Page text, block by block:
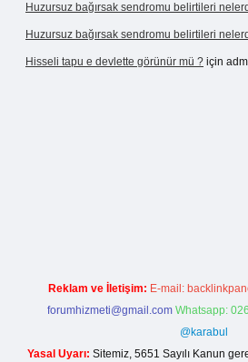
Huzursuz bağırsak sendromu belirtileri
Huzursuz bağırsak sendromu belirtileri
Hisseli tapu e devlette görünür mü ? için
Reklam ve İletişim: E-mail:
forumhizmeti@gmail.com Whatsapp:
@karabul
Yasal Uyarı: Sitemiz, 5651 Sayılı Kanun